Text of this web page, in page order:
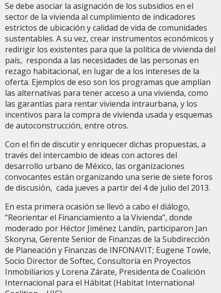
Se debe asociar la asignación de los subsidios en el
sector de la vivienda al cumplimiento de indicadores
estrictos de ubicación y calidad de vida de comunidades
sustentables. A su vez, crear instrumentos económicos y
redirigir los existentes para que la política de vivienda del
país, responda a las necesidades de las personas en
rezago habitacional, en lugar de a los intereses de la
oferta. Ejemplos de eso son los programas que amplían
las alternativas para tener acceso a una vivienda, como
las garantías para rentar vivienda intraurbana, y los
incentivos para la compra de vivienda usada y esquemas
de autoconstrucción, entre otros.
Con el fin de discutir y enriquecer dichas propuestas, a
través del intercambio de ideas con actores del
desarrollo urbano de México, las organizaciones
convocantes están organizando una serie de siete foros
de discusión, cada jueves a partir del 4 de julio del 2013.
En esta primera ocasión se llevó a cabo el diálogo,
“Reorientar el Financiamiento a la Vivienda”, donde
moderado por Héctor Jiménez Landín, participaron Jan
Skoryna, Gerente Senior de Finanzas de la Subdirección
de Planeación y Finanzas de INFONAVIT; Eugene Towle,
Socio Director de Softec, Consultoría en Proyectos
Inmobiliarios y Lorena Zárate, Presidenta de Coalición
Internacional para el Hábitat (Habitat International